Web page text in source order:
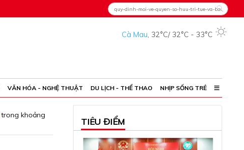
Cà Mau, 32°C/ 32°C - 33°C
VĂN HÓA - NGHỆ THUẬT DU LỊCH - THỂ THAO NHỊP SỐNG TRẺ
trong khoảng
TIÊU ĐIỂM